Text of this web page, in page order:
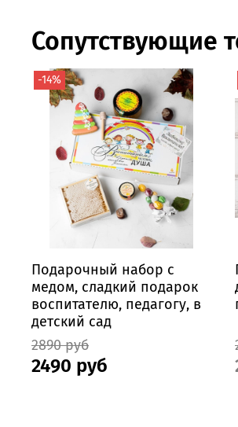
Сопутствующие
-14%
Подарочный набор с
медом, сладкий подарок
воспитателю, педагогу, в
детский сад
2890 руб
2490 руб